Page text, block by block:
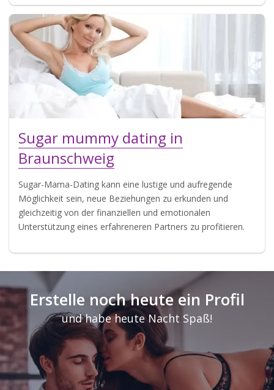
Sugar mummy dating in
Braunschweig
Sugar-Mama-Dating kann eine lustige und aufregende
Möglichkeit sein, neue Beziehungen zu erkunden und
gleichzeitig von der finanziellen und emotionalen
Unterstützung eines erfahreneren Partners zu profitieren.
Erstelle noch heute ein Profil
und habe heute Nacht Spaß!